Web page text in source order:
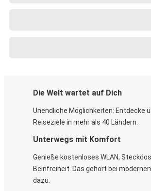
Die Welt wartet auf Dich
Unendliche Möglichkeiten: Entdecke
Reiseziele in mehr als 40 Ländern.
Unterwegs mit Komfort
Genieße kostenloses WLAN,
Beinfreiheit. Das gehört bei
dazu.